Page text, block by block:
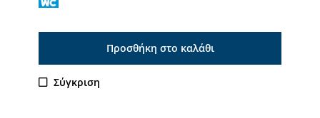
Προσθήκη στο καλάθι
Σύγκριση